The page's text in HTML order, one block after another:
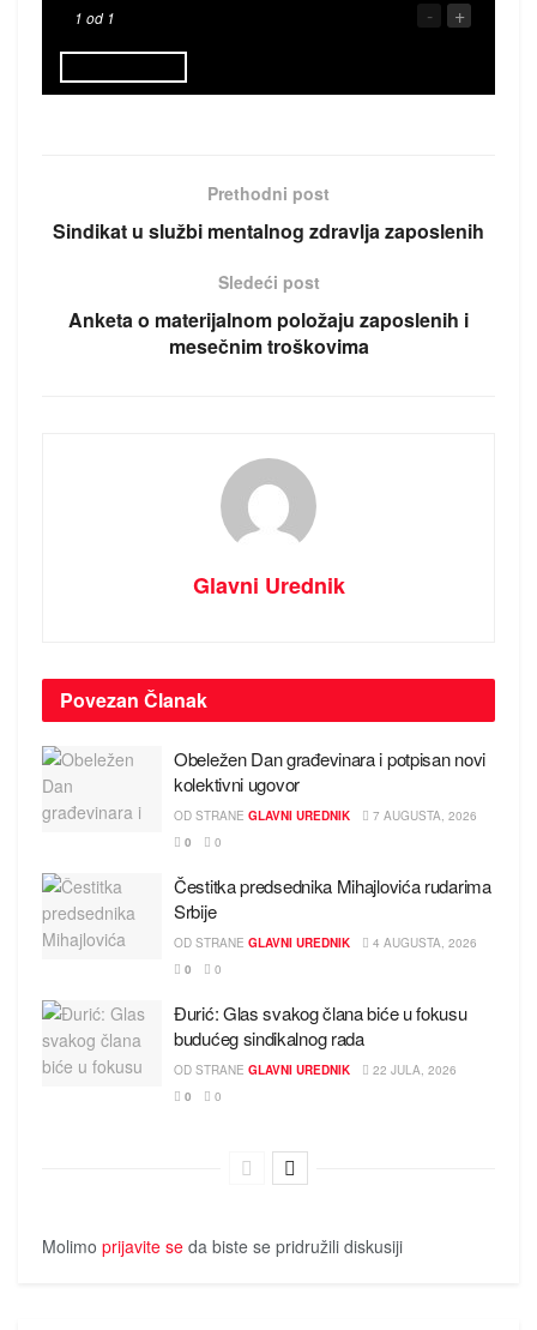
1 od 1 - +
Prethodni post
Sindikat u službi mentalnog zdravlja zaposlenih
Sledeći post
Anketa o materijalnom položaju zaposlenih i
mesečnim troškovima
Glavni Urednik
Povezan Članak
Obeležen Dan građevinara i potpisan novi
kolektivni ugovor
OD STRANE GLAVNI UREDNIK
7 AUGUSTA, 2026
0
0
Čestitka predsednika Mihajlovića rudarima
Srbije
OD STRANE GLAVNI UREDNIK
4 AUGUSTA, 2026
0
0
Đurić: Glas svakog člana biće u fokusu
budućeg sindikalnog rada
OD STRANE GLAVNI UREDNIK
22 JULA, 2026
0
0
Molimo prijavite se da biste se pridružili diskusiji